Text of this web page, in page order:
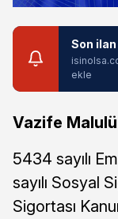
Son
ekle
Vazife
5434 sayılı
sayılı Sosyal
Sigortası